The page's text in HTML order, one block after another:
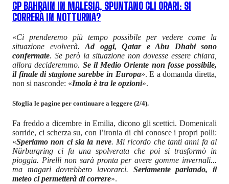
GP BAHRAIN IN MALESIA, SPUNTANO GLI ORARI: SI
CORRERÀ IN NOTTURNA?
«Ci prenderemo più tempo possibile per vedere come la
situazione evolverà. Ad oggi, Qatar e Abu Dhabi sono
confermate. Se però la situazione non dovesse essere chiara,
allora decideremmo. Se il Medio Oriente non fosse possibile,
il finale di stagione sarebbe in Europa». E a domanda diretta,
non si nasconde: «Imola è tra le opzioni».
Sfoglia le pagine per continuare a leggere (2/4).
Fa freddo a dicembre in Emilia, dicono gli scettici. Domenicali
sorride, ci scherza su, con l’ironia di chi conosce i propri polli:
«Speriamo non ci sia la neve. Mi ricordo che tanti anni fa al
Nürburgring ci fu una spolverata che poi si trasformò in
pioggia. Pirelli non sarà pronta per avere gomme invernali...
ma magari dovrebbero lavorarci. Seriamente parlando, il
meteo ci permetterà di correre».